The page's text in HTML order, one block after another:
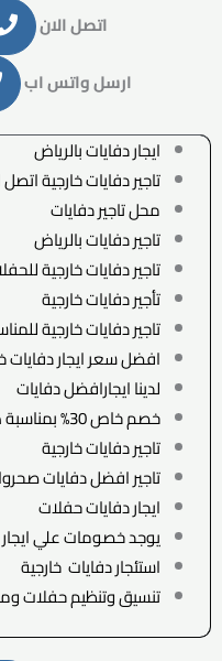
اتصل الان
ارسل واتس اب
ايجار دفايات بالرياض
تاجير دفايات خارجية
محل تاجير دفايات
تاجير دفايات بالرياض
تاجير دفايات خارجية
تأجير دفايات خارجية
تاجير دفايات خارجية
افضل سعر ايجار دفايات
لدينا ايجارافضل دفايات
خصم خاص 30% بمناسبة هذا الشهر
تاجير دفايات خارجية
تاجير افضل دفايات
ايجار دفايات حفلات
يوجد خصومات علي ايجار
استئجار دفايات خارجية
تنسيق وتنظيم حفلات